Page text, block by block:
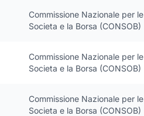
Commissione Nazionale per le
Societa e la Borsa (CONSOB)
Commissione Nazionale per le
Societa e la Borsa (CONSOB)
Commissione Nazionale per le
Societa e la Borsa (CONSOB)